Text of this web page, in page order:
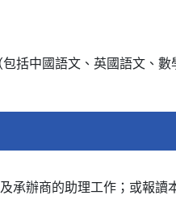
括中國語文、英國語文、
承辦商的助理工作；或報讀